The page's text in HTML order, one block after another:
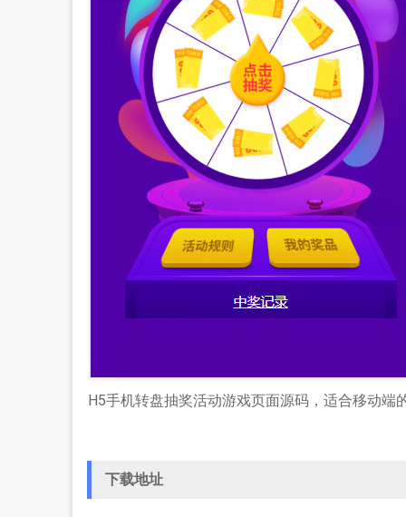
H5手机转盘抽奖活动游戏页面源码，适合移动端
下载地址